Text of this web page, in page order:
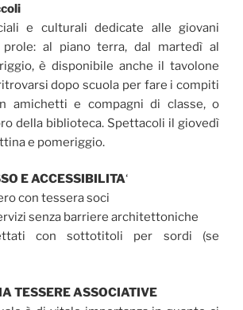
e culturali dedicate alle giovani
al piano terra, dal martedì al
è disponibile anche il tavolone
dopo scuola per fare i compiti
amichetti e compagni di classe, o
della biblioteca. Spettacoli il giovedì
e pomeriggio.
E ACCESSIBILITA‘
con tessera soci
senza barriere architettoniche
con sottotitoli per sordi (se
TESSERE ASSOCIATIVE